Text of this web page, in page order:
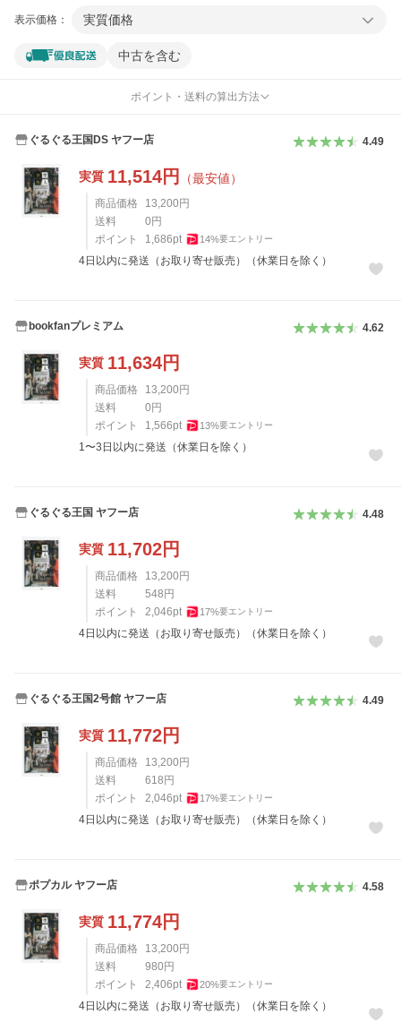
表示価格： 実質価格
中古を含む
ポイント・送料の算出方法
ぐるぐる王国DS ヤフー店 4.49
実質 11,514円 （最安値）
商品価格 13,200 円
送料
0 円
ポイント
1,686pt 14%要エントリー
4日以内に発送（お取り寄せ販売）（休業日を除く）
bookfanプレミアム 4.62
実質 11,634円
商品価格 13,200 円
送料
0 円
ポイント
1,566pt 13%要エントリー
1〜3日以内に発送（休業日を除く）
ぐるぐる王国 ヤフー店 4.48
実質 11,702円
商品価格 13,200 円
送料
548 円
ポイント
2,046pt 17%要エントリー
4日以内に発送（お取り寄せ販売）（休業日を除く）
ぐるぐる王国2号館 ヤフー店 4.49
実質 11,772円
商品価格 13,200 円
送料
618 円
ポイント
2,046pt 17%要エントリー
4日以内に発送（お取り寄せ販売）（休業日を除く）
ポプカル ヤフー店 4.58
実質 11,774円
商品価格 13,200 円
送料
980 円
ポイント
2,406pt 20%要エントリー
4日以内に発送（お取り寄せ販売）（休業日を除く）